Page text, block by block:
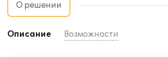
О решении
Описание Возможности